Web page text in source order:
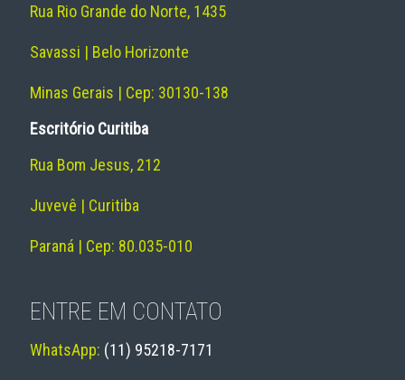
Rua Rio Grande do Norte, 1435
Savassi | Belo Horizonte
Minas Gerais | Cep: 30130-138
Escritório Curitiba
Rua Bom Jesus, 212
Juvevê | Curitiba
Paraná | Cep: 80.035-010
ENTRE EM CONTATO
WhatsApp: (11) 95218-7171